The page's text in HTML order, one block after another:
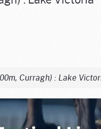
Curragh) : Lake